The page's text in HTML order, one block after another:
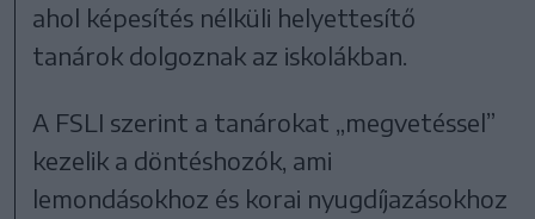
ahol képesítés nélküli helyettesítő
tanárok dolgoznak az iskolákban.
A FSLI szerint a tanárokat „megvetéssel”
kezelik a döntéshozók, ami
lemondásokhoz és korai nyugdíjazásokhoz